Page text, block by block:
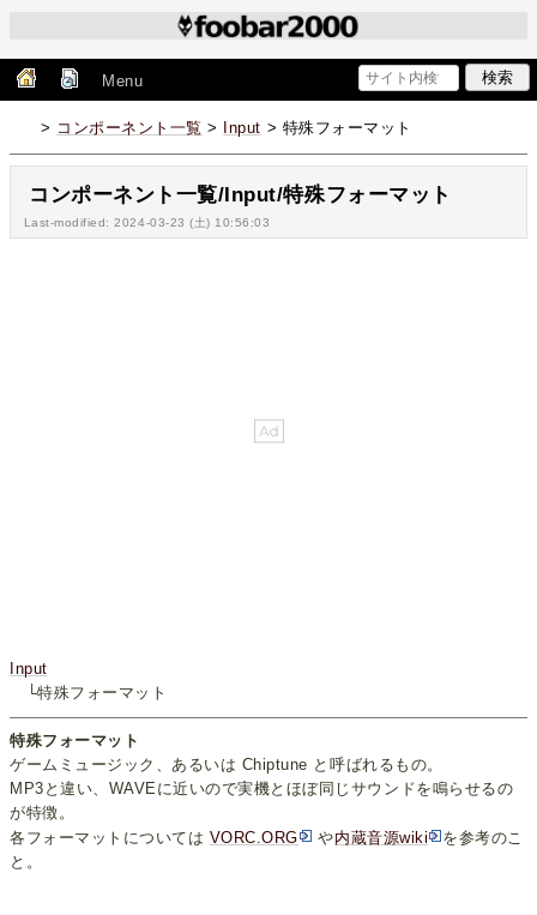
Menu
> コンポーネント一覧 > Input > 特殊フォーマット
コンポーネント一覧/Input/特殊フォーマット
Last-modified: 2024-03-23 (土) 10:56:03
Input
└特殊フォーマット
特殊フォーマット
ゲームミュージック、あるいは Chiptune と呼ばれるもの。
MP3と違い、WAVEに近いので実機とほぼ同じサウンドを鳴らせるの
が特徴。
各フォーマットについては VORC.ORG や内蔵音源wiki
を参考のこ
と。